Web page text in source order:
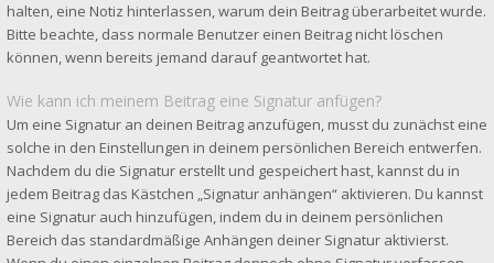
halten, eine Notiz hinterlassen, warum dein Beitrag überarbeitet wurde.
Bitte beachte, dass normale Benutzer einen Beitrag nicht löschen
können, wenn bereits jemand darauf geantwortet hat.
Wie kann ich meinem Beitrag eine Signatur anfügen?
Um eine Signatur an deinen Beitrag anzufügen, musst du zunächst eine
solche in den Einstellungen in deinem persönlichen Bereich entwerfen.
Nachdem du die Signatur erstellt und gespeichert hast, kannst du in
jedem Beitrag das Kästchen „Signatur anhängen“ aktivieren. Du kannst
eine Signatur auch hinzufügen, indem du in deinem persönlichen
Bereich das standardmäßige Anhängen deiner Signatur aktivierst.